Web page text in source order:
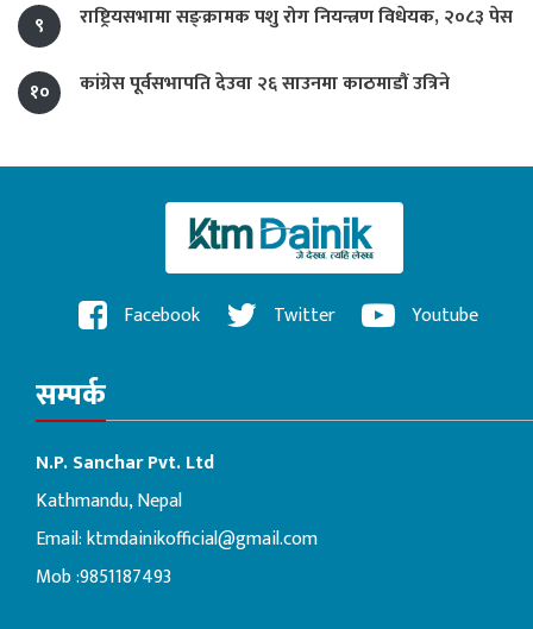
९ राष्ट्रियसभामा सङ्क्रामक पशु रोग नियन्त्रण विधेयक, २०८३ पेस
१० कांग्रेस पूर्वसभापति देउवा २६ साउनमा काठमाडौं उत्रिने
Facebook Twitter Youtube
सम्पर्क
N.P. Sanchar Pvt. Ltd
Kathmandu, Nepal
Email:ktmdainikofficial@gmail.com
Mob :9851187493